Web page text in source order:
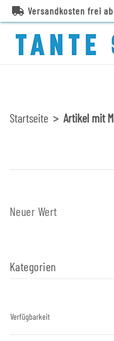
Versandkosten frei
Startseite Artikel mit
Neuer Wert
Kategorien
Verfügbarkeit